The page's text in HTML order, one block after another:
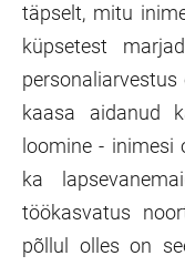
täpselt, mitu
küpsetest
kaasa aidanud
loomine - inimesi
ka
töökasvatus
põllul olles on